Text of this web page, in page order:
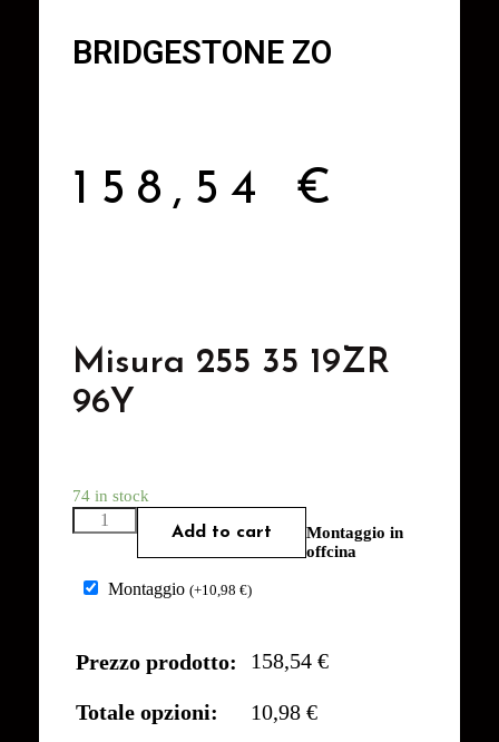
BRIDGESTONE ZO
158,54 €
Misura 255 35 19ZR
96Y
74 in stock
Add to cart
Montaggio in
offcina
Montaggio (+10,98 €)
Prezzo prodotto: 158,54 €
Totale opzioni:
10,98 €